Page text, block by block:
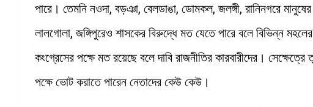
পারে। তেমনি নওদা, বড়ঞা, বেলডাঙা, ডোমকল, জলঙ্গী, রানিনগরে
লালগোলা, জঙ্গিপুরেও শাসকের বিরুদ্ধে মত যেতে পারে বলে বিভিন্ন
কংগ্রেসের পক্ষে মত রয়েছে বলে দাবি রাজনীতির কারবারীদের।
পক্ষে ভোট করাতে পারেন নেতাদের কেউ কেউ।